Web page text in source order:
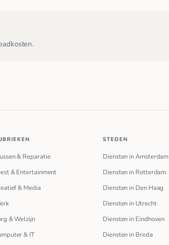
& Reparatie
& Entertainment
& Media
& Welzijn
& IT
STEDEN
Diensten in Amsterdam
Diensten in Rotterdam
Diensten in Den Haag
Diensten in Utrecht
Diensten in Eindhoven
Diensten in Breda